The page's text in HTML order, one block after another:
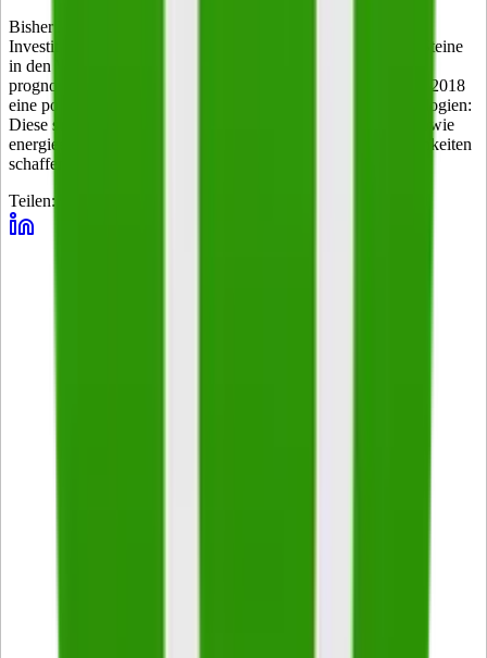
Bisher legen die Datenschutzproblematik und die hohen
Investitionskosten Pionieren in diesem Bereich jedoch noch Steine
in den Weg. Eco, der Verband der Internetwirtschaft e. V.,
prognostiziert im Bereich Performance und Skalierbarkeit für 2018
eine positive Entwicklung mithilfe neuer Blockchain-Technologien:
Diese sollen Transaktionen weniger manipulierbar machen sowie
energieeffizientere und kostengünstigere Validierungsmöglichkeiten
schaffen.
Teilen: